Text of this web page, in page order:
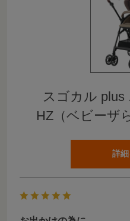
スゴカル plus
HZ（ベビーザ
詳